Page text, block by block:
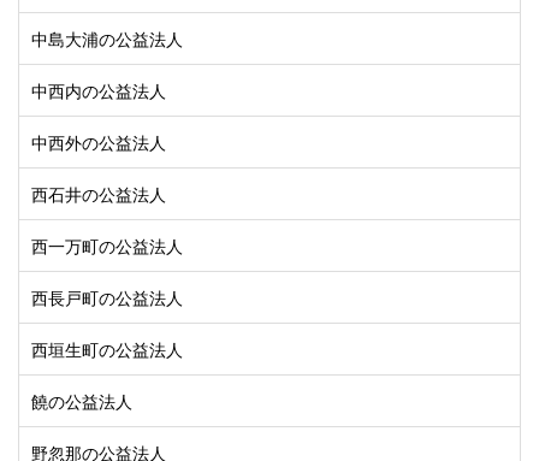
中島大浦の公益法人
中西内の公益法人
中西外の公益法人
西石井の公益法人
西一万町の公益法人
西長戸町の公益法人
西垣生町の公益法人
饒の公益法人
野忽那の公益法人